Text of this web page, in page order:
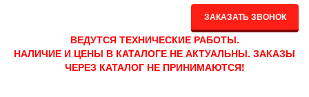
ЗАКАЗАТЬ ЗВОНОК
О компании
ВЕДУТСЯ ТЕХНИЧЕСКИЕ РАБОТЫ.
НАЛИЧИЕ И ЦЕНЫ В КАТАЛОГЕ НЕ АКТУАЛЬНЫ. ЗАКАЗЫ
ЧЕРЕЗ КАТАЛОГ НЕ ПРИНИМАЮТСЯ!